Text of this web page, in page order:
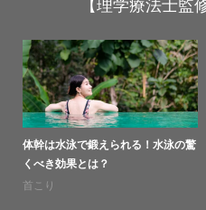
【理学療法士監
体幹は水泳で鍛えられる！水泳の驚
くべき効果とは？
首こり